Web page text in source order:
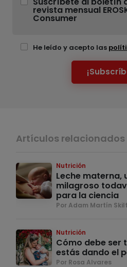
revista mensual
Consumer
He leído y acepto las
Artículos relacionados
Nutrición
Leche materna,
milagroso
para la ciencia
Por Adam Martín
Nutrición
Cómo debe ser
estás dando el
Por Rosa Alvares